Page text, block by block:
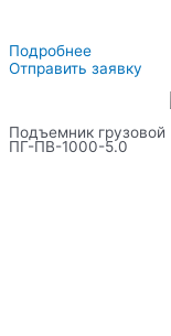
Подробнее
Отправить заявку
Подъемник грузовой
ПГ-ПВ-1000-5.0